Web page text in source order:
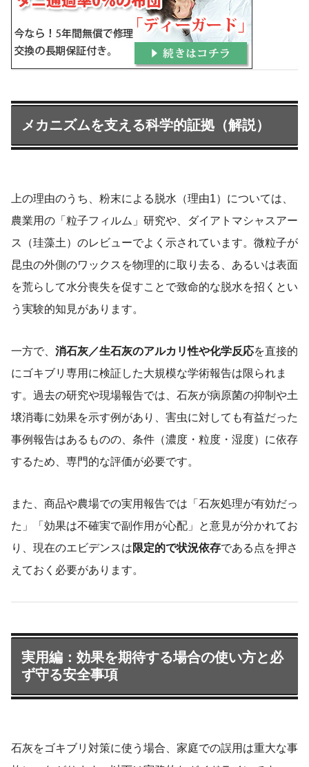
メカニズムを支える科学的証拠（解説）
上の理由のうち、粉末による脱水（理由1）については、
農業用の「粒子フィルム」研究や、ダイアトマシャスアー
ス（珪藻土）のレビューでよく示されています。微粒子が
昆虫の外側のワックスを物理的に取り去る、あるいは表面
を荒らして水分喪失を促すことで致命的な脱水を招くとい
う実験的知見があります。
一方で、 消石灰／生石灰のアルカリ性や化学反応を直接的
にゴキブリ専用に検証した大規模な学術報告は限られま
す。過去の研究や現場報告では、石灰が病原菌の抑制や土
壌消毒に効果を示す例があり、害虫に対しても有益だった
事例報告はあるものの、条件（濃度・粒度・湿度）に依存
するため、専門的な評価が必要です。
また、商品や農場での実用報告では「石灰処理が有効だっ
た」「効果は不確実で副作用が心配」と意見が分かれてお
り、現在のエビデンスは限定的で状況依存である点を押さ
えておく必要があります。
実用編：効果を期待する場合の使い方と必
ず守る安全事項
石灰をゴキブリ対策に使う場合、家庭での誤用は重大な事